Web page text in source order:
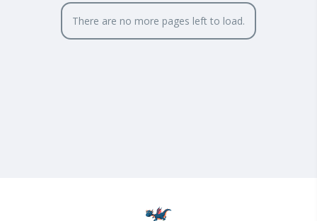
There are no more pages left to load.